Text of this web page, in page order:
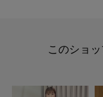
このショ